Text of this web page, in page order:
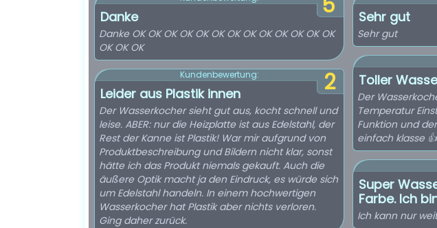
Danke
Danke OK OK OK OK OK OK OK OK OK OK OK OK OK
OK OK OK
2
Kundenbewertung:
Leider aus Plastik innen
Der Wasserkocher sieht gut aus, kocht schnell und
leise. ABER: nur die Heizplatte ist aus Edelstahl, der
Rest der Kanne ist Plastik! War mir aufgrund von
Produktbeschreibung und Bildern nicht klar, sonst
hätte ich das Produkt niemals gekauft. Auch die
äußere Optik macht ja den Eindruck, es würde sich
um Edelstahl handeln. In einem hochwertigen
Wasserkocher hat Plastik aber nichts verloren.
Ging daher zurück.
Sehr gut
Sehr gut
Toller
Der
Temperatur
Funktion und
einfach klasse 👍
Super
Farbe. Ich
Ich kann nur